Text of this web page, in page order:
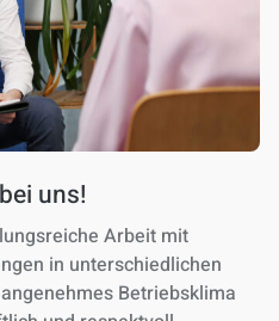
uns!
Arbeit mit
in unterschiedlichen
Betriebsklima